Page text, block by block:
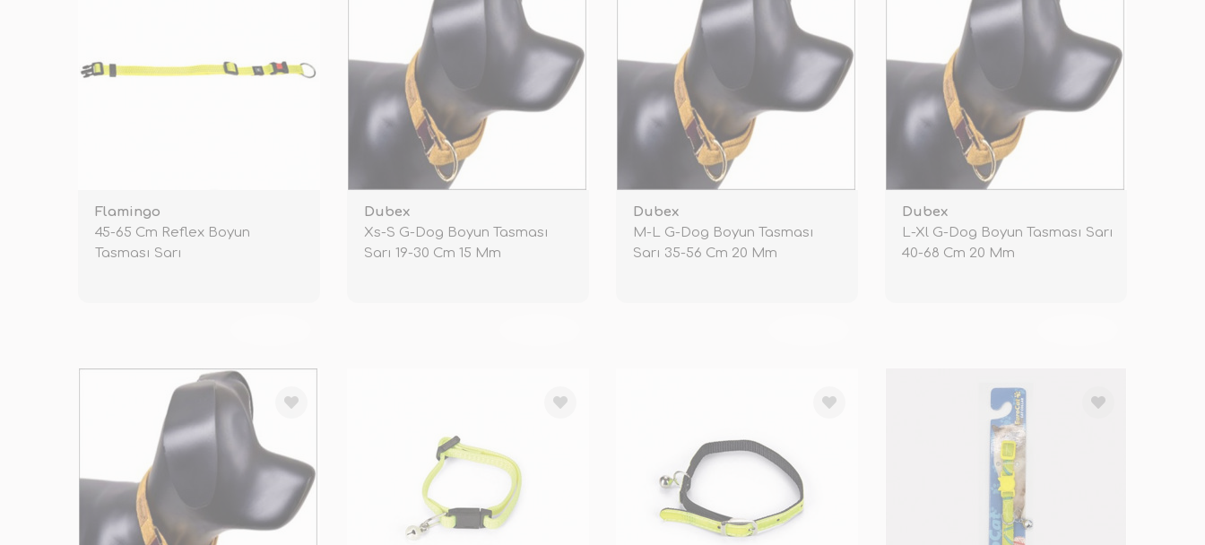
Flamingo
45-65 Cm Reflex Boyun
Tasması Sarı
Dubex
Xs-S G-Dog Boyun Tasması
Sarı 19-30 Cm 15 Mm
Dubex
M-L G-Dog Boyun Tasması
Sarı 35-56 Cm 20 Mm
Dubex
L-Xl G-Dog Boyun Tasması Sarı
40-68 Cm 20 Mm